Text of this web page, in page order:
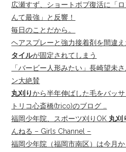
広瀬すず、ショートボブ復活に「
んて最強」と反響！
毎日のことだから。
ヘアスプレーと強力接着剤を間違
タイルが固定されてしまう
「バービー人形みたい」長崎望未
ン大絶賛
丸刈りから半年伸ばした毛をバッ
トリコ心斎橋(trico)のブログ …
福岡少年院、スポーツ刈りOK 丸刈
んねる – Girls Channel –
福岡少年院（福岡市南区）は今月